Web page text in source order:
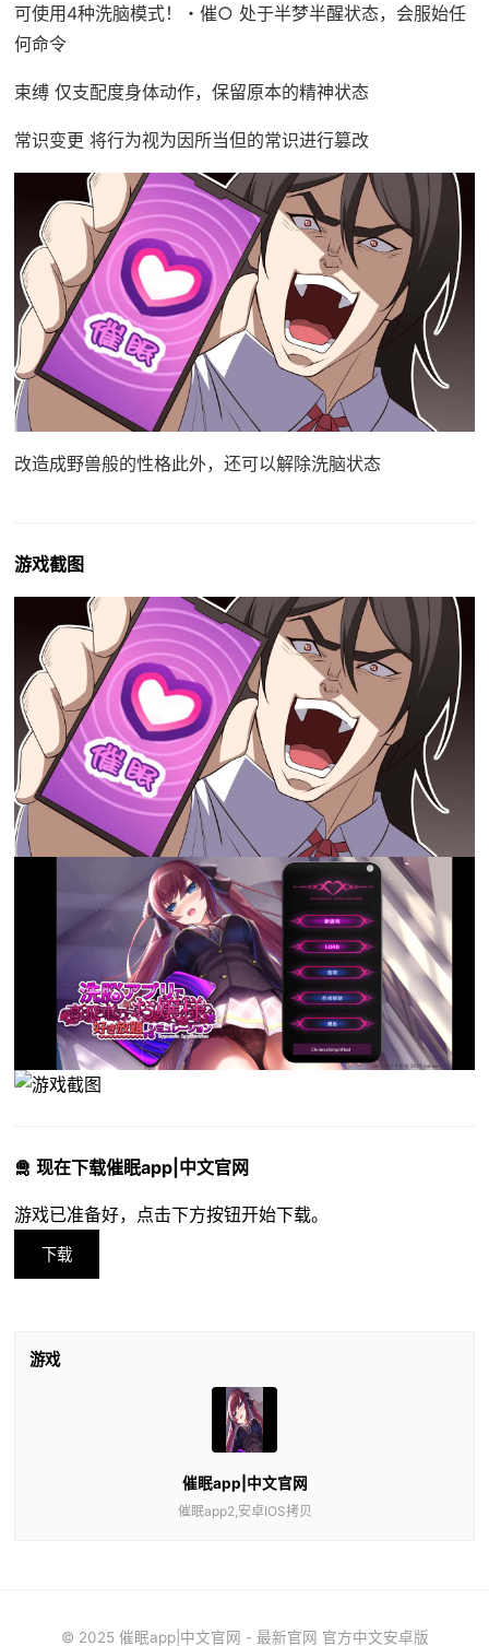
可使用4种洗脑模式！・催○ 处于半梦半醒状态，会服始任
何命令
束缚 仅支配度身体动作，保留原本的精神状态
常识变更 将行为视为因所当但的常识进行篡改
改造成野兽般的性格此外，还可以解除洗脑状态
游戏截图
🛅 现在下载催眠app|中文官网
游戏已准备好，点击下方按钮开始下载。
下载
游戏
催眠app|中文官网
催眠app2,安卓IOS拷贝
© 2025 催眠app|中文官网 - 最新官网 官方中文安卓版